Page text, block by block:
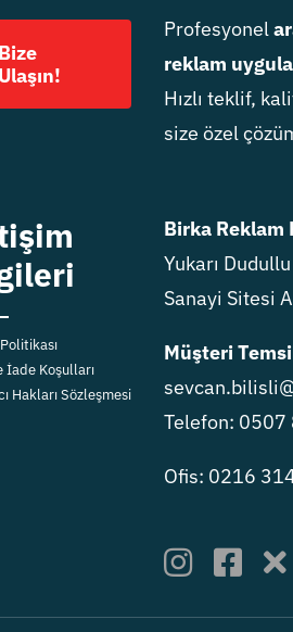
Bize
Ulaşın!
Profesyonel
reklam
Hızlı teklif,
size özel
İade Koşulları
Hakları Sözleşmesi
Birka Reklam
Yukarı
Sanayi Sitesi
Müşteri
Telefon:
Ofis: 0216